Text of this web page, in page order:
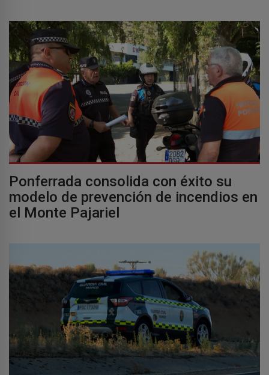
Ponferrada consolida con éxito su
modelo de prevención de incendios en
el Monte Pajariel